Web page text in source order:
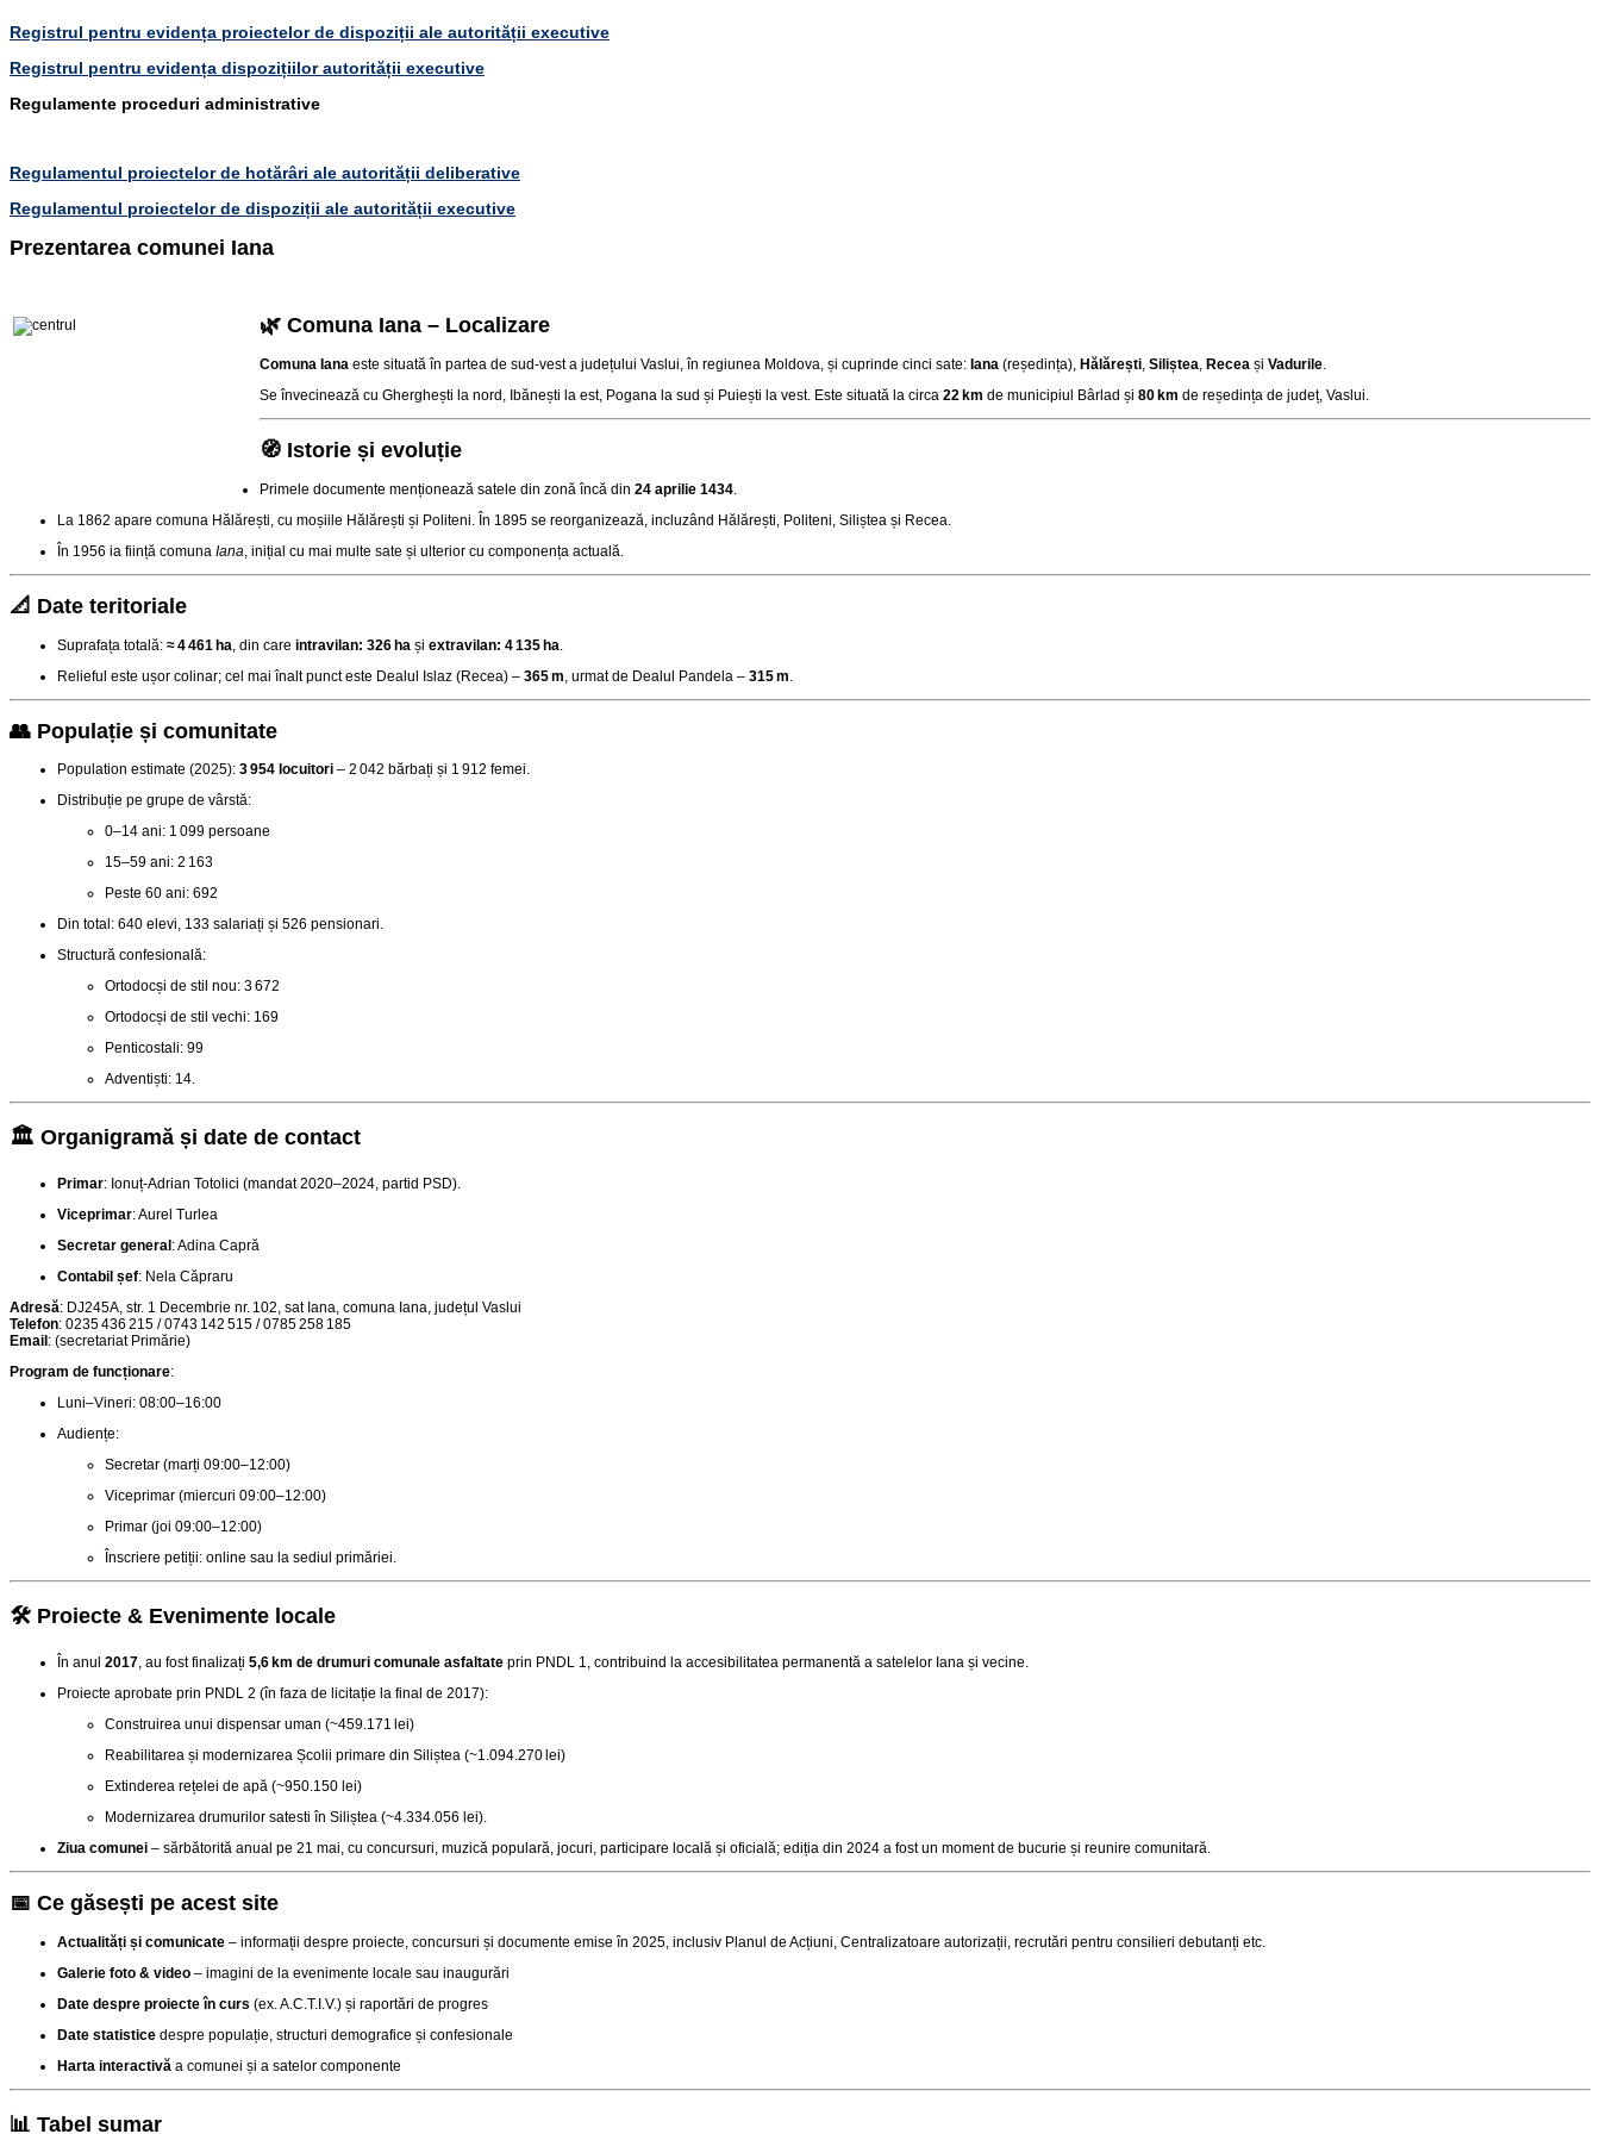
Registrul pentru evidența proiectelor de dispoziții ale autorității executive
Registrul pentru evidența dispozițiilor autorității executive
Regulamente proceduri administrative
Regulamentul proiectelor de hotărâri ale autorității deliberative
Regulamentul proiectelor de dispoziții ale autorității executive
Prezentarea comunei Iana
🌿 Comuna Iana – Localizare
Comuna Iana este situată în partea de sud‑vest a județului Vaslui, în regiunea Moldova, și cuprinde cinci sate: Iana (reședința), Hălărești, Siliștea, Recea și Vadurile.
Se învecinează cu Gherghești la nord, Ibănești la est, Pogana la sud și Puiești la vest. Este situată la circa 22 km de municipiul Bârlad și 80 km de reședința de județ, Vaslui.
🧭 Istorie și evoluție
Primele documente menționează satele din zonă încă din 24 aprilie 1434
La 1862 apare comuna Hălărești, cu moșiile Hălărești și Politeni. În 1895 se reorganizează, incluzând Hălărești, Politeni, Siliștea și Recea.
În 1956 ia ființă comuna Iana , inițial cu mai multe sate și ulterior cu componența actuală
📐 Date teritoriale
Suprafața totală: ≈ 4 461 ha , din care intravilan: 326 ha și extravilan: 4 135 ha
Relieful este ușor colinar; cel mai înalt punct este Dealul Islaz (Recea) – 365 m , urmat de Dealul Pandela – 315 m
👥 Populație și comunitate
Population estimate (2025): 3 954 locuitori – 2 042 bărbați și 1 912 femei.
Distribuție pe grupe de vârstă:
0–14 ani: 1 099 persoane
15–59 ani: 2 163
Peste 60 ani: 692
Din total: 640 elevi, 133 salariați și 526 pensionari.
Structură confesională:
Ortodocși de stil nou: 3 672
Ortodocși de stil vechi: 169
Penticostali: 99
Adventiști: 14.
🏛️ Organigramă și date de contact
Primar: Ionuț‑Adrian Totolici (mandat 2020–2024, partid PSD).
Viceprimar: Aurel Turlea
Secretar general : Adina Capră
Contabil șef: Nela Căpraru
Adresă: DJ245A, str. 1 Decembrie nr. 102, sat Iana, comuna Iana, județul Vaslui
Telefon: 0235 436 215 / 0743 142 515 / 0785 258 185
Email : (secretariat Primărie)
Program de funcționare:
Luni–Vineri: 08:00–16:00
Audiențe:
Secretar (marți 09:00–12:00)
Viceprimar (miercuri 09:00–12:00)
Primar (joi 09:00–12:00)
Înscriere petiții: online sau la sediul primăriei.
🛠️ Proiecte & Evenimente locale
În anul 2017, au fost finalizați 5,6 km de drumuri comunale asfaltate prin PNDL 1, contribuind la accesibilitatea permanentă a satelelor Iana și vecine.
Proiecte aprobate prin PNDL 2 (în faza de licitație la final de 2017):
Construirea unui dispensar uman (~459.171 lei)
Reabilitarea și modernizarea Școlii primare din Siliștea (~1.094.270 lei)
Extinderea rețelei de apă (~950.150 lei)
Modernizarea drumurilor satesti în Siliștea (~4.334.056 lei).
Ziua comunei – sărbătorită anual pe 21 mai, cu concursuri, muzică populară, jocuri, participare locală și oficială; ediția din 2024 a fost un moment de bucurie și reunire comunitară.
📅 Ce găsești pe acest site
Actualități și comunicate – informații despre proiecte, concursuri și documente emise în 2025, inclusiv Planul de Acțiuni, Centralizatoare autorizații, recrutări pentru consilieri debutanți etc.
Galerie foto & video – imagini de la evenimente locale sau inaugurări
Date despre proiecte în curs (ex. A.C.T.I.V.) și raportări de progres
Date statistice despre populație, structuri demografice și confesionale
Harta interactivă a comunei și a satelor componente
📊 Tabel sumar